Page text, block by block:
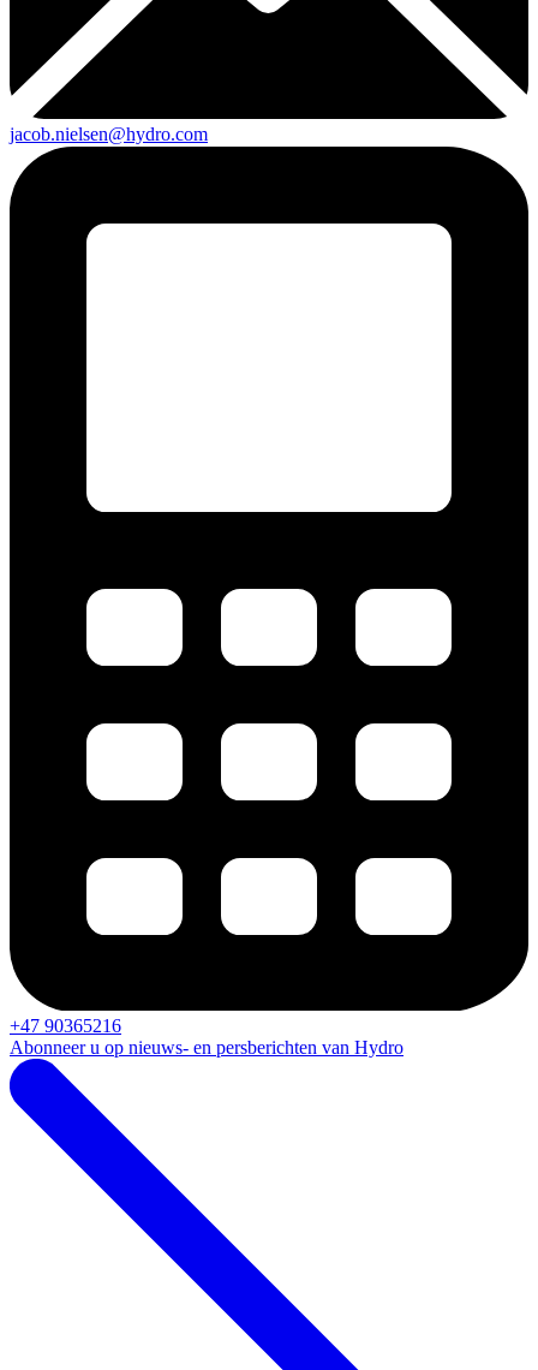
jacob.nielsen@hydro.com
+47 90365216
Abonneer u op nieuws- en persberichten van Hydro